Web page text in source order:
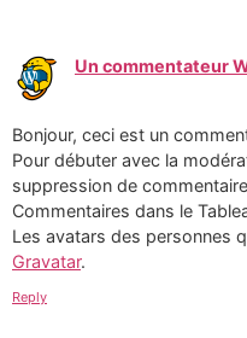
Un commentateur
Bonjour, ceci est un
Pour débuter avec la
suppression de
Commentaires dans le
Les avatars des personnes
Gravatar.
Reply